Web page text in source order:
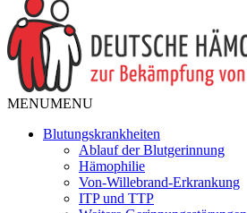
MENUMENU
Blutungskrankheiten
Ablauf der Blutgerinnung
Hämophilie
Von-Willebrand-Erkrankung
ITP und TTP